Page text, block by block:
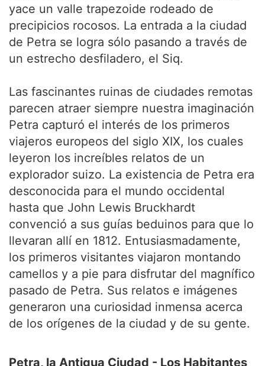
yace un valle trapezoide rodeado de
precipicios rocosos. La entrada a la ciudad
de Petra se logra sólo pasando a través de
un estrecho desfiladero, el Siq.
Las fascinantes ruinas de ciudades remotas
parecen atraer siempre nuestra imaginación
Petra capturó el interés de los primeros
viajeros europeos del siglo XIX, los cuales
leyeron los increíbles relatos de un
explorador suizo. La existencia de Petra era
desconocida para el mundo occidental
hasta que John Lewis Bruckhardt
convenció a sus guías beduinos para que lo
llevaran allí en 1812. Entusiasmadamente,
los primeros visitantes viajaron montando
camellos y a pie para disfrutar del magnífico
pasado de Petra. Sus relatos e imágenes
generaron una curiosidad inmensa acerca
de los orígenes de la ciudad y de su gente.
Petra, la Antigua Ciudad - Los Habitantes